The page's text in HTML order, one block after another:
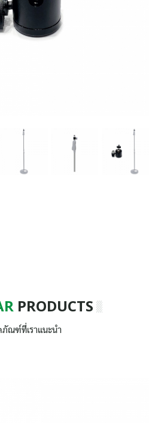
PRODUCTS
ณฑ์ที่เราแนะนำ